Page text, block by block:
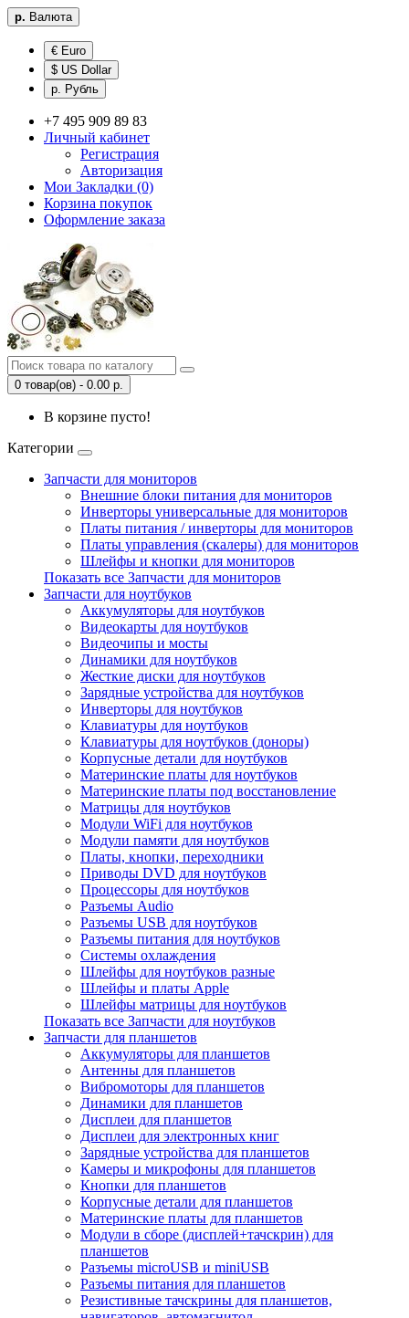
р. Валюта
€ Euro
$ US Dollar
р. Рубль
+7 495 909 89 83
Личный кабинет
Регистрация
Авторизация
Мои Закладки (0)
Корзина покупок
Оформление заказа
0 товар(ов) - 0.00 р.
В корзине пусто!
Категории
Запчасти для мониторов
Внешние блоки питания для мониторов
Инверторы универсальные для мониторов
Платы питания / инверторы для мониторов
Платы управления (скалеры) для мониторов
Шлейфы и кнопки для мониторов
Показать все Запчасти для мониторов
Запчасти для ноутбуков
Аккумуляторы для ноутбуков
Видеокарты для ноутбуков
Видеочипы и мосты
Динамики для ноутбуков
Жесткие диски для ноутбуков
Зарядные устройства для ноутбуков
Инверторы для ноутбуков
Клавиатуры для ноутбуков
Клавиатуры для ноутбуков (доноры)
Корпусные детали для ноутбуков
Материнские платы для ноутбуков
Материнские платы под восстановление
Матрицы для ноутбуков
Модули WiFi для ноутбуков
Модули памяти для ноутбуков
Платы, кнопки, переходники
Приводы DVD для ноутбуков
Процессоры для ноутбуков
Разъемы Audio
Разъемы USB для ноутбуков
Разъемы питания для ноутбуков
Системы охлаждения
Шлейфы для ноутбуков разные
Шлейфы и платы Apple
Шлейфы матрицы для ноутбуков
Показать все Запчасти для ноутбуков
Запчасти для планшетов
Аккумуляторы для планшетов
Антенны для планшетов
Вибромоторы для планшетов
Динамики для планшетов
Дисплеи для планшетов
Дисплеи для электронных книг
Зарядные устройства для планшетов
Камеры и микрофоны для планшетов
Кнопки для планшетов
Корпусные детали для планшетов
Материнские платы для планшетов
Модули в сборе (дисплей+тачскрин) для
планшетов
Разъемы microUSB и miniUSB
Разъемы питания для планшетов
Резистивные тачскрины для планшетов,